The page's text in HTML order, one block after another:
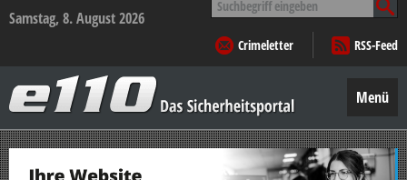
Samstag, 8. August 2026
nach:
Crimeletter
RSS-Feed
–
Das
Sicherheitsportal
Menü
Zum
Inhalt
springen